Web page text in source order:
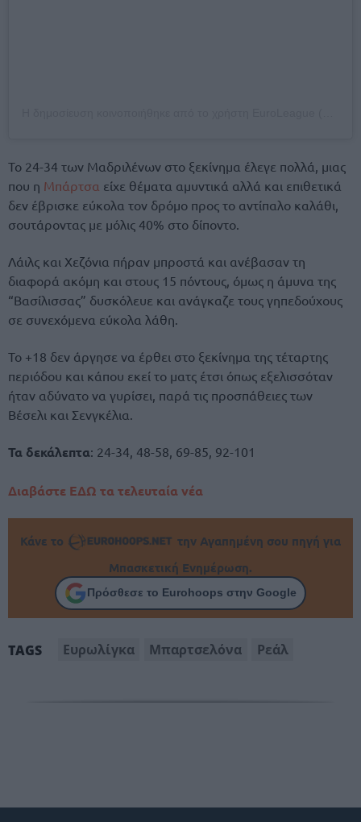
Το 24-34 των Μαδριλένων στο ξεκίνημα έλεγε πολλά, μιας
που η Μπάρτσα είχε θέματα αμυντικά αλλά και επιθετικά
δεν έβρισκε εύκολα τον δρόμο προς το αντίπαλο καλάθι,
σουτάροντας με μόλις 40% στο δίποντο.
Λάιλς και Χεζόνια πήραν μπροστά και ανέβασαν τη
διαφορά ακόμη και στους 15 πόντους, όμως η άμυνα της
“Βασίλισσας” δυσκόλευε και ανάγκαζε τους γηπεδούχους
σε συνεχόμενα εύκολα λάθη.
Το +18 δεν άργησε να έρθει στο ξεκίνημα της τέταρτης
περιόδου και κάπου εκεί το ματς έτσι όπως εξελισσόταν
ήταν αδύνατο να γυρίσει, παρά τις προσπάθειες των
Βέσελι και Σενγκέλια.
Τα δεκάλεπτα: 24-34, 48-58, 69-85, 92-101
Διαβάστε ΕΔΩ τα τελευταία νέα
Κάνε το
την Αγαπημένη σου πηγή για
Μπασκετική Ενημέρωση.
Πρόσθεσε το Eurohoops στην Google
TAGS Ευρωλίγκα Μπαρτσελόνα Ρεάλ